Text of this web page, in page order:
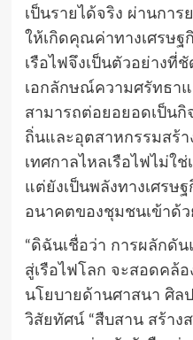
เป็นรายได้จริง ผ่านกา
ให้เกิดคุณค่าทางเศรษ
เรือไฟจึงเป็นตัวอย่างที่
เอกลักษณ์ความศรัทธา
สามารถต่อยอยอดเป็นกิ
ถิ่นและอุตสาหกรรมสร้
เทศกาลไหลเรือไฟไม่ใ
แต่ยังเป็นพลังทางเศรษ
อนาคตของชุมชนเข้าด้
“ดิฉันเชื่อว่า การผลักดัน
สู่เรือไฟโลก จะสอดคล้
นโยบายด้านศาสนา ศิล
วิสัยทัศน์ “สืบสาน สร้า